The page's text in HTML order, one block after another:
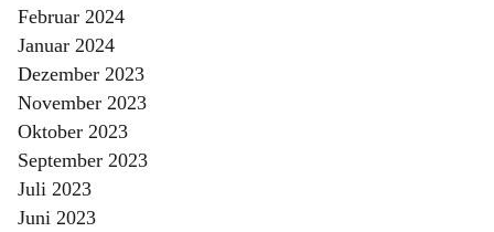
Februar 2024
Januar 2024
Dezember 2023
November 2023
Oktober 2023
September 2023
Juli 2023
Juni 2023